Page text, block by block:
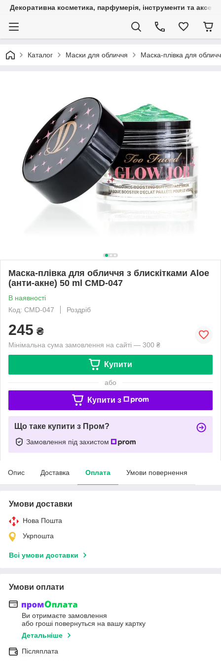
Декоративна косметика, парфумерія, інструменти та
Каталог Маски для обличчя Маска-плівка для
Маска-плівка для обличчя з блискітками Aloe
(анти-акне) 50 ml CMD-047
В наявності
Код: CMD-047
Роздріб
245 ₴
Мінімальна сума замовлення на сайті — 300 ₴
Купити
або
Купити з
Що таке купити з Пром?
Замовлення під захистом
Опис Доставка Оплата Умови повернення
Умови доставки
Нова Пошта
Укрпошта
Всі умови доставки
Умови оплати
Ви отримаєте замовлення
або гроші повернуться на вашу картку
Детальніше
Післяплата